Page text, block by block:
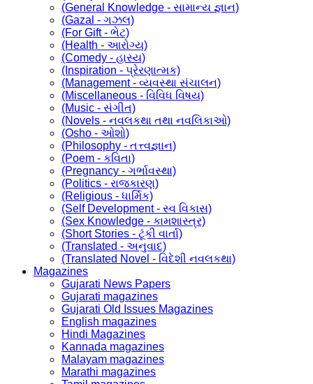
(General Knowledge - સામાન્ય જ્ઞાન)
(Gazal - ગઝલ)
(For Gift - ભેટ)
(Health - આરોગ્ય)
(Comedy - હાસ્ય)
(Inspiration - પ્રેરણાત્મક)
(Management - વ્યવસ્થા સંચાલન)
(Miscellaneous - વિવિધ વિષય)
(Music - સંગીત)
(Novels - નવલકથા તથા નવલિકાઓ)
(Osho - ઓશો)
(Philosophy - તત્ત્વજ્ઞાન)
(Poem - કવિતા)
(Pregnancy - ગર્ભાવસ્થા)
(Politics - રાજકારણ)
(Religious - ધાર્મિક)
(Self Development - સ્વ વિકાસ)
(Sex Knowledge - કામશાસ્ત્ર)
(Short Stories - ટૂંકી વાર્તા)
(Translated - અનુવાદ)
(Translated Novel - વિદેશી નવલકથા)
Magazines
Gujarati News Papers
Gujarati magazines
Gujarati Old Issues Magazines
English magazines
Hindi Magazines
Kannada magazines
Malayam magazines
Marathi magazines